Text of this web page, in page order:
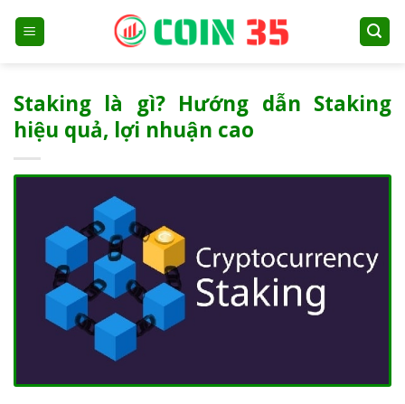
Staking là gì? Hướng dẫn Staking
hiệu quả, lợi nhuận cao